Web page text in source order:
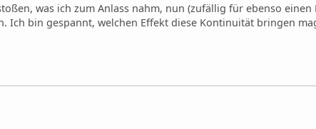
was ich zum Anlass nahm, nun (zufällig für ebenso einen
Ich bin gespannt, welchen Effekt diese Kontinuität bringen